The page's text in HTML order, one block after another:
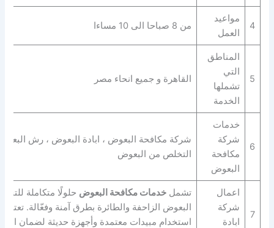
4
مواعيد
العمل
من 8 صباحا الى 10 مساءا
5
المناطق
التي
تشملها
الخدمة
القاهرة و جميع انحاء مصر
6
خدمات
شركة
مكافحة
البعوض
شركة مكافحة البعوض ، ابادة البعوض ، رش
التخلص من البعوض
7
اعمال
شركة
ابادة
تشمل خدمات مكافحة البعوض حلولًا متكاملة
البعوض الزاحفة والطائرة بطرق آمنة وفعّالة.
استخدام مبيدات معتمدة وأجهزة حديثة لضمان